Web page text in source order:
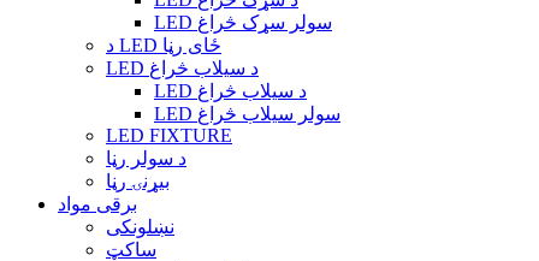
LED سولر سړک څراغ
د LED ځای رڼا
LED د سیلاب څراغ
LED د سیلاب څراغ
LED سولر سیلاب څراغ
LED FIXTURE
د سولر رڼا
بیړنۍ رڼا
برقی مواد
نښلونکی
ساکټ